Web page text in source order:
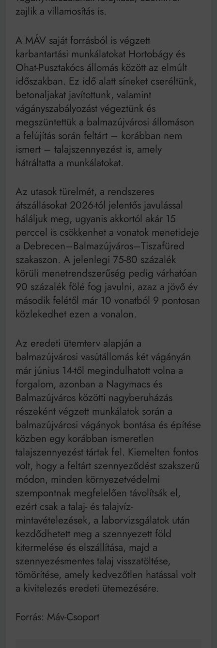
zajlik a villamosítás is.
A MÁV saját forrásból is végzett
karbantartási munkálatokat Hortobágy és
Ohat-Pusztakócs állomás között az elmúlt
időszakban. Ez idő alatt síneket cseréltünk,
betonaljakat javítottunk, valamint
vágányszabályozást végeztünk és
megszüntettük a balmazújvárosi állomáson
a felújítás során feltárt – korábban nem
ismert – talajszennyezést is, amely
hátráltatta a munkálatokat.
Az utasok türelmét, a rendszeres
átszállásokat 2026-tól jelentős javulással
háláljuk meg, ugyanis akkortól akár 15
perccel is csökkenhet a vonatok menetideje
a Debrecen–Balmazújváros–Tiszafüred
szakaszon. A jelenlegi 75-80 százalék
körüli menetrendszerűség pedig várhatóan
90 százalék fölé fog javulni, azaz a jövő év
második felétől már 10 vonatból 9 pontosan
közlekedhet ezen a vonalon.
Az eredeti ütemterv alapján a
balmazújvárosi vasútállomás két vágányán
már június 14-től megindulhatott volna a
forgalom, azonban a Nagymacs és
Balmazújváros közötti nagyberuházás
részeként végzett munkálatok során a
balmazújvárosi vágányok bontása és építése
közben egy korábban ismeretlen
talajszennyezést tártak fel. Kiemelten fontos
volt, hogy a feltárt szennyeződést szakszerű
módon, minden környezetvédelmi
szempontnak megfelelően távolítsák el,
ezért csak a talaj- és talajvíz-
mintavételezések, a laborvizsgálatok után
kezdődhetett meg a szennyezett föld
kitermelése és elszállítása, majd a
szennyezésmentes talaj visszatöltése,
tömörítése, amely kedvezőtlen hatással volt
a kivitelezés eredeti ütemezésére.
Forrás: Máv-Csoport